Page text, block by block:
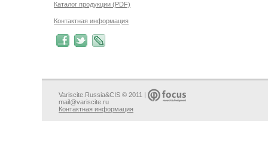
Каталог продукции (PDF)
Контактная информация
Variscite.Russia&CIS © 2011 |
mail@variscite.ru
Контактная информация